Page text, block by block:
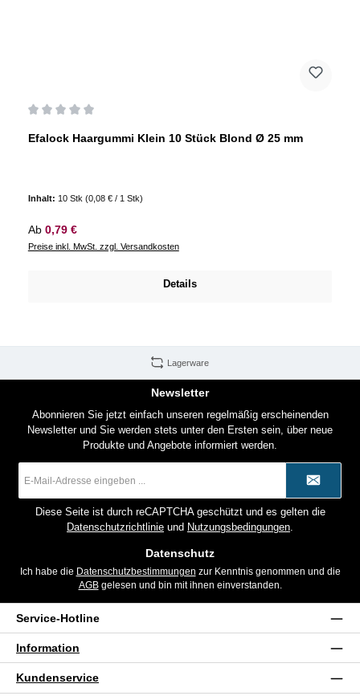
Efalock Haargummi Klein 10 Stück Blond Ø 25 mm
Inhalt: 10 Stk (0,08 € / 1 Stk)
Regulärer Preis:
Ab 0,79 €
Preise inkl. MwSt. zzgl. Versandkosten
Details
Lagerware
Newsletter
Abonnieren Sie jetzt einfach unseren regelmäßig erscheinenden
Newsletter und Sie werden stets unter den Ersten sein, über neue
Produkte und Angebote informiert werden.
Mail-
Adresse
Diese Seite ist durch reCAPTCHA geschützt und es gelten die
Datenschutzrichtlinie und Nutzungsbedingungen
Datenschutz
Ich habe die Datenschutzbestimmungen
AGBgelesen und bin mit ihnen einverstanden.
Service-Hotline
Information
Kundenservice